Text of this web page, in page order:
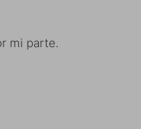
mi parte.